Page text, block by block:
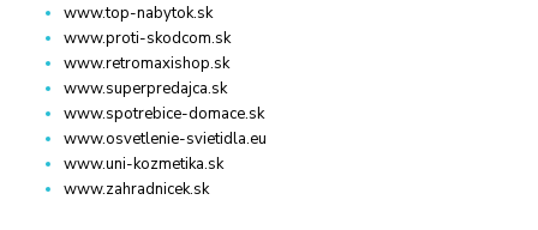
www.top-nabytok.sk
www.proti-skodcom.sk
www.retromaxishop.sk
www.superpredajca.sk
www.spotrebice-domace.sk
www.osvetlenie-svietidla.eu
www.uni-kozmetika.sk
www.zahradnicek.sk